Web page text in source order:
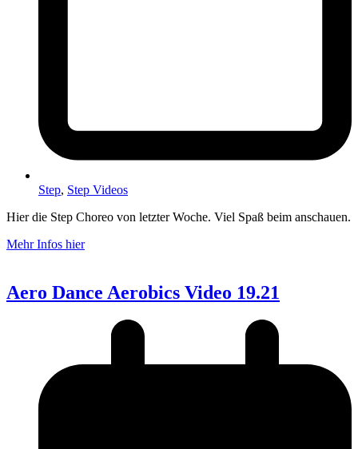
Step, Step Videos
Hier die Step Choreo von letzter Woche. Viel Spaß beim anschauen.
Mehr Infos hier
Aero Dance Aerobics Video 19.21